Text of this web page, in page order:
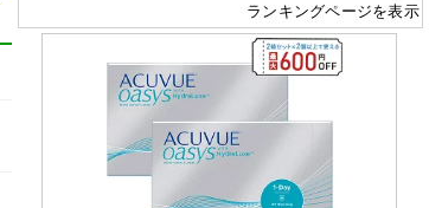
ランキングページを表示